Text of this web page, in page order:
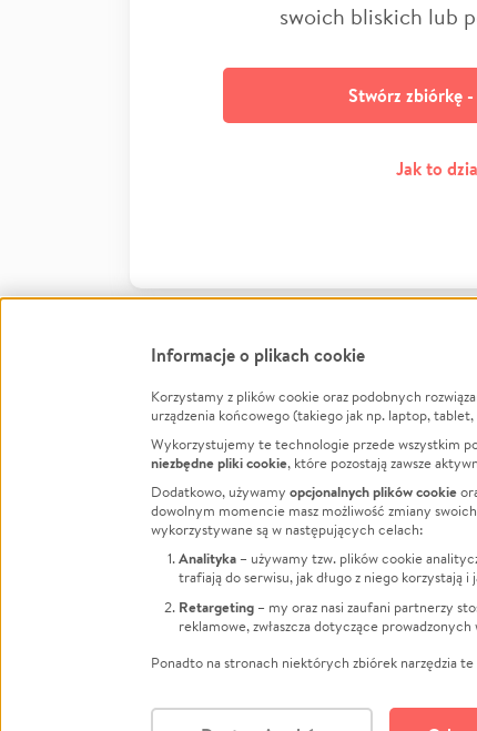
swoich bliskich lub
Stwórz zbiórkę
Jak to
FacebookTwitter Instagram
LinkedInTikTok Youtube
Jak
Informacje o plikach cookie
Korzystamy z plików cookie oraz podobnych
urządzenia końcowego (takiego jak np. laptop,
Wykorzystujemy te technologie przede wszystkim
niezbędne pliki cookie, które pozostają zawsze
Dodatkowo, używamy opcjonalnych plików cookie
dowolnym momencie masz możliwość zmiany
wykorzystywane są w następujących celach:
Analityka – używamy tzw. plików cookie
trafiają do serwisu, jak długo z niego korzystają
Retargeting – my oraz nasi zaufani partnerzy
reklamowe, zwłaszcza dotyczące
Ponadto na stronach niektórych zbiórek narzędzia